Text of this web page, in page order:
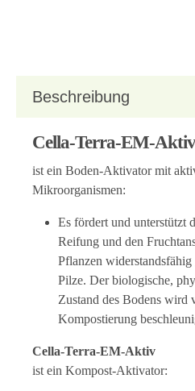
Beschreibung
Cella-Terra-EM-Aktiv
ist ein Boden-Aktivator mit
Mikroorganismen:
Es fördert und unterstützt
Reifung und den
Pflanzen
Pilze. Der biologische,
Zustand des Bodens wird
Kompostierung
Cella-Terra-EM-Aktiv
ist ein Kompost-Aktivator: